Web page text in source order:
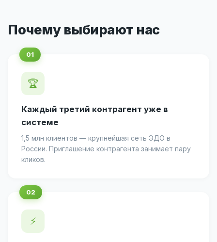
Почему выбирают нас
🏆
Каждый третий контрагент уже в
системе
1,5 млн клиентов — крупнейшая сеть ЭДО в
России. Приглашение контрагента занимает пару
кликов.
⚡